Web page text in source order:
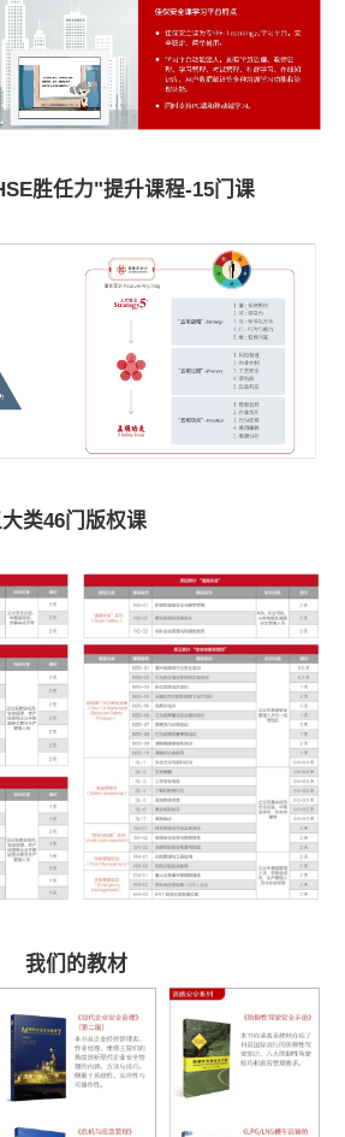
胜任力"提升课程-15门课
类46门版权课
我们的教材